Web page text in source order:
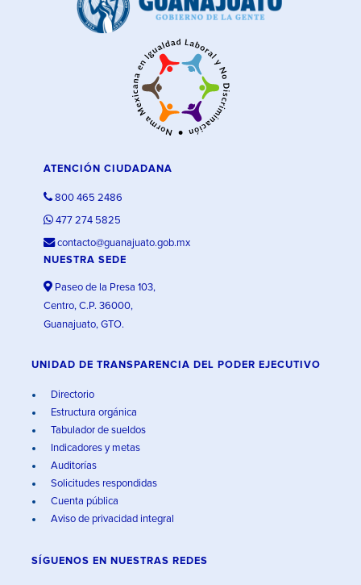
ATENCIÓN CIUDADANA
800 465 2486
477 274 5825
contacto@guanajuato.gob.mx
NUESTRA SEDE
Paseo de la Presa 103,
Centro, C.P. 36000,
Guanajuato, GTO.
UNIDAD DE TRANSPARENCIA DEL PODER EJECUTIVO
Directorio
Estructura orgánica
Tabulador de sueldos
Indicadores y metas
Auditorías
Solicitudes respondidas
Cuenta pública
Aviso de privacidad integral
SÍGUENOS EN NUESTRAS REDES